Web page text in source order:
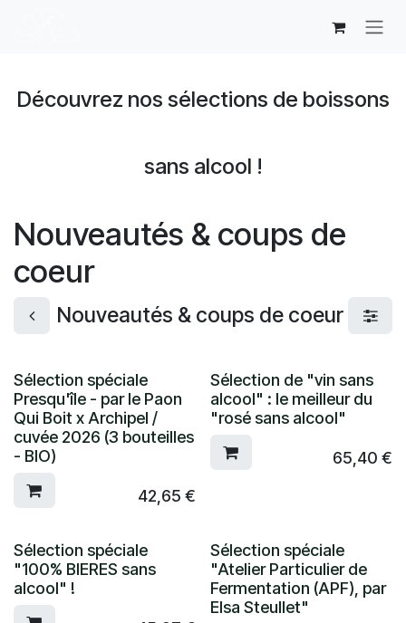
Découvrez nos sélections de boissons
sans alcool !
Nouveautés & coups de
coeur
Nouveautés & coups de coeur
Sélection spéciale
Presqu'île - par le Paon
Qui Boit x Archipel /
cuvée 2026 (3 bouteilles
- BIO)
42,65 €
Sélection de "vin sans
alcool" : le meilleur du
"rosé sans alcool"
65,40 €
Sélection spéciale
"100% BIERES sans
alcool" !
Sélection spéciale
"Atelier Particulier de
Fermentation (APF), par
Elsa Steullet"